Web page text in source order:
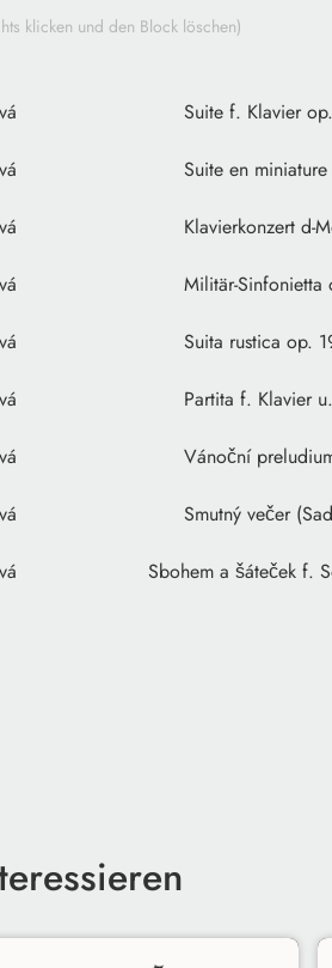
klicken und den Block löschen)
Kaprálová Suite f. Klavier
Kaprálová Suite en
Kaprálová Klavierkonzert d-
Kaprálová Militär-Sinfonietta
Kaprálová Suita rustica op.
Kaprálová Partita f. Klavier
Kaprálová Vánoční
Kaprálová Smutný večer
Sbohem a šáteček f.